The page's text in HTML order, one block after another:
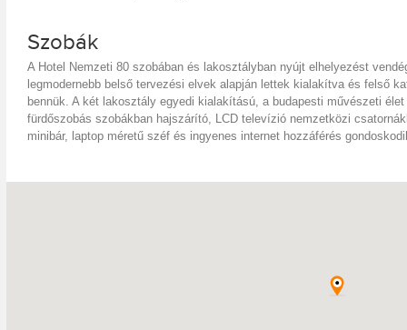
Szobák
A Hotel Nemzeti 80 szobában és lakosztályban nyújt elhelyezést
legmodernebb belső tervezési elvek alapján lettek kialakítva és felső
bennük. A két lakosztály egyedi kialakítású, a budapesti művészeti
fürdőszobás szobákban hajszárító, LCD televízió nemzetközi
minibár, laptop méretű széf és ingyenes internet hozzáférés